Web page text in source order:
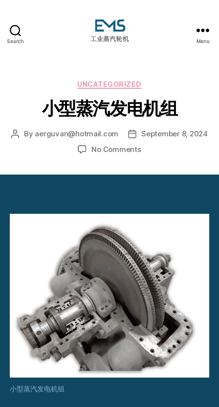
Search
蒸
轮
机
Menu
Categories
UNCATEGORIZED
小型蒸汽发电机组
Post
By aerguvan@hotmail.com
Post
date
September 8, 2024
No Commentson
电
小型蒸汽发电机组